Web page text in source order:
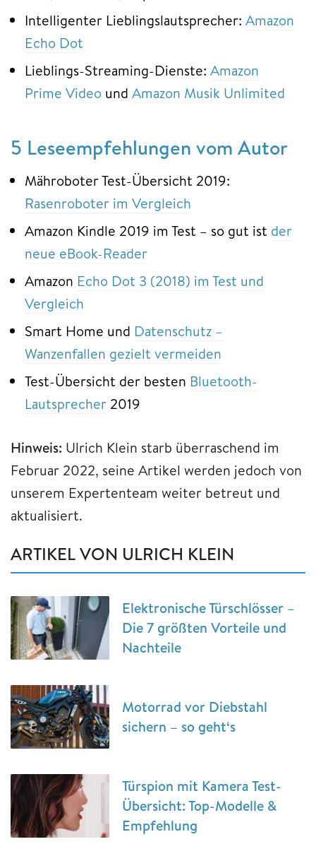
Intelligenter Lieblingslautsprecher: Amazon
Echo Dot
Lieblings-Streaming-Dienste: Amazon
Prime Video und Amazon Musik Unlimited
5 Leseempfehlungen vom Autor
Mähroboter Test-Übersicht 2019:
Rasenroboter im Vergleich
Amazon Kindle 2019 im Test – so gut ist der
neue eBook-Reader
Amazon Echo Dot 3 (2018) im Test und
Vergleich
Smart Home und Datenschutz –
Wanzenfallen gezielt vermeiden
Test-Übersicht der besten Bluetooth-
Lautsprecher 2019
Hinweis: Ulrich Klein starb überraschend im
Februar 2022, seine Artikel werden jedoch von
unserem Expertenteam weiter betreut und
aktualisiert.
ARTIKEL VON ULRICH KLEIN
Elektronische Türschlösser –
Die 7 größten Vorteile und
Nachteile
Motorrad vor Diebstahl
sichern – so geht‘s
Türspion mit Kamera Test-
Übersicht: Top-Modelle &
Empfehlung